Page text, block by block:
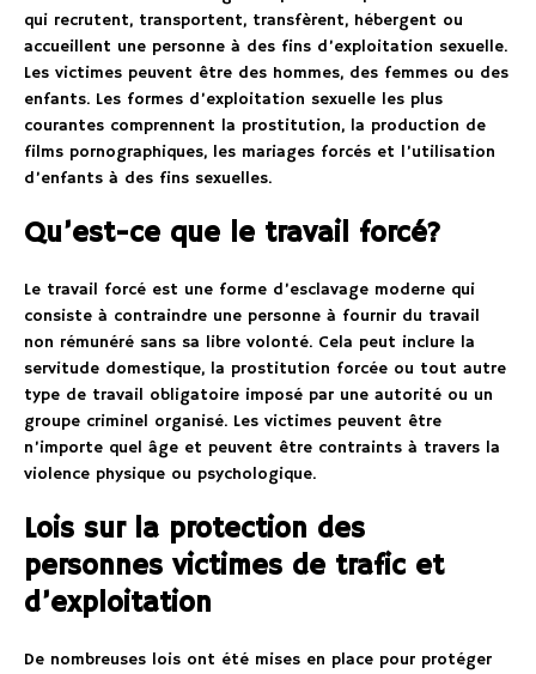
qui recrutent, transportent, transfèrent, hébergent ou
accueillent une personne à des fins d’exploitation sexuelle.
Les victimes peuvent être des hommes, des femmes ou des
enfants. Les formes d’exploitation sexuelle les plus
courantes comprennent la prostitution, la production de
films pornographiques, les mariages forcés et l’utilisation
d’enfants à des fins sexuelles.
Qu’est-ce que le travail forcé?
Le travail forcé est une forme d’esclavage moderne qui
consiste à contraindre une personne à fournir du travail
non rémunéré sans sa libre volonté. Cela peut inclure la
servitude domestique, la prostitution forcée ou tout autre
type de travail obligatoire imposé par une autorité ou un
groupe criminel organisé. Les victimes peuvent être
n’importe quel âge et peuvent être contraints à travers la
violence physique ou psychologique.
Lois sur la protection des
personnes victimes de trafic et
d’exploitation
De nombreuses lois ont été mises en place pour protéger